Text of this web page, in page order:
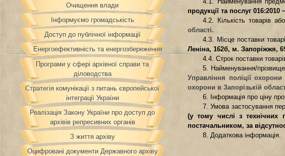
Очищення влади
Інформуємо громадськість
Доступ до публічної інформації
Енергоефективність та енергозбереження
Програми у сфері архівної справи та
діловодства
Стратегія комунікації з питань європейської
інтеграції України
Реалізація Закону України про доступ до
архівів репресивних органів
З життя архіву
Оцифровані документи Державного архіву
продукції та послуг 016:2010
4.2. Кількість товарів
області.
4.3. Місце поставки
Леніна, 162б, м. Запоріжжя,
4.4. Строк поставки
5. Найменування/
Управління поліції
охорони в Запорізькій
6. Інформація про ціну
7. Умова застосування
(у тому числі з технічних
постачальником, за
8. Додаткова інформація.